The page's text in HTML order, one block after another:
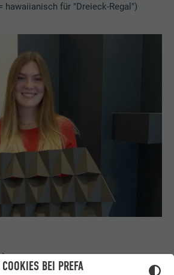
BEI PREFA
hawaiianisch für "Dreieck-Regal")